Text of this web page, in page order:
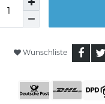
Wunschliste